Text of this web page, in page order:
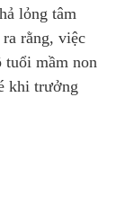
lỏng tâm
rằng, việc
tuổi mầm non
khi trưởng